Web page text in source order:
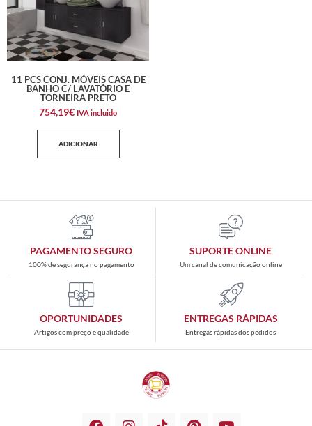
11 PCS CONJ. MÓVEIS CASA DE
BANHO C/ LAVATÓRIO E
TORNEIRA PRETO
754,19€ IVA incluido
ADICIONAR
PAGAMENTO SEGURO
100% de segurança no pagamento
SUPORTE ONLINE
Um canal de comunicação online
OPORTUNIDADES
Artigos com preço e qualidade
ENTREGAS RÁPIDAS
Entregas rápidas dos pedidos